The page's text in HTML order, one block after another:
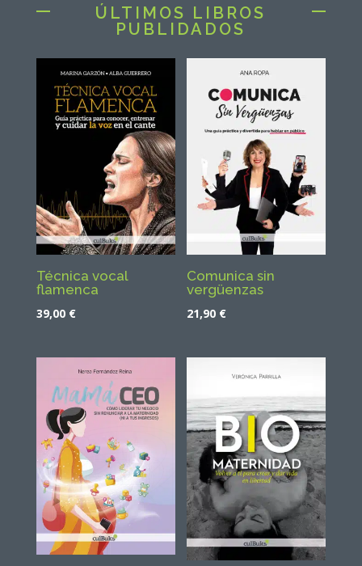
ÚLTIMOS LIBROS
PUBLIDADOS
Técnica vocal
flamenca
39,00 €
Comunica sin
vergüenzas
21,90 €